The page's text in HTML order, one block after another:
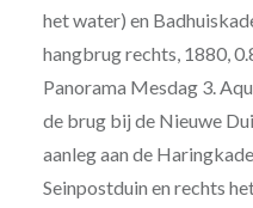
het water) en
hangbrug rechts, 1880,
Panorama Mesdag 3.
de brug bij de Nieuwe
aanleg aan de
Seinpostduin en rechts